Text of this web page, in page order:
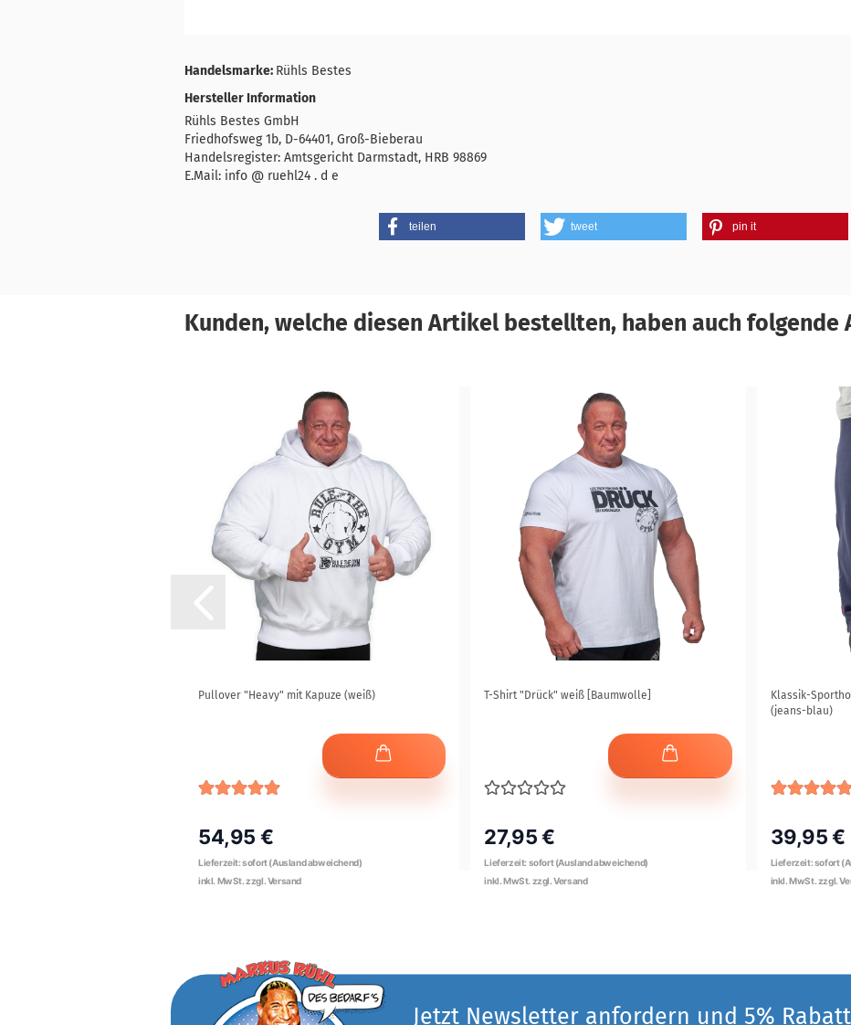
Handelsmarke: Rühls Bestes
Hersteller Information
Rühls Bestes GmbH
Friedhofsweg 1b, D-64401, Groß-Bieberau
Handelsregister: Amtsgericht Darmstadt, HRB 98869
E.Mail: info @ ruehl24 . d e
teilen tweet pin it
Kunden, welche diesen Artikel bestellten, haben auch
Pullover "Heavy" mit Kapuze (weiß)
54,95 €
T-Shirt "Drück" weiß [Baumwolle]
27,95 €
Klassik-
(jeans-blau)
39,95 €
Jetzt Newsletter anfordern und 5%